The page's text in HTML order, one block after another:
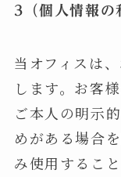
3（個人情報の
当オフィスは
します。お客
ご本人の明示
めがある場合
み使用するこ